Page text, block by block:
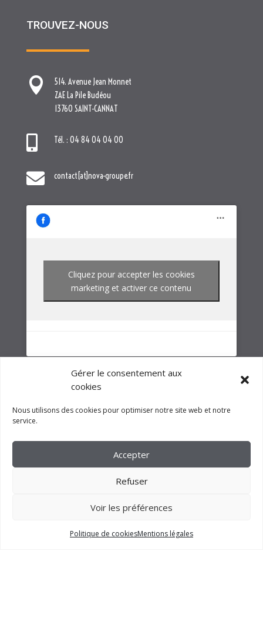
Gérer le consentement aux
cookies
Nous utilisons des cookies pour optimiser notre site web et notre
service.
Accepter
Refuser
Voir les préférences
Politique de cookiesMentions légales

 contact[at]nova-groupe.fr
Cliquez pour accepter les cookies
FM CRÉATION